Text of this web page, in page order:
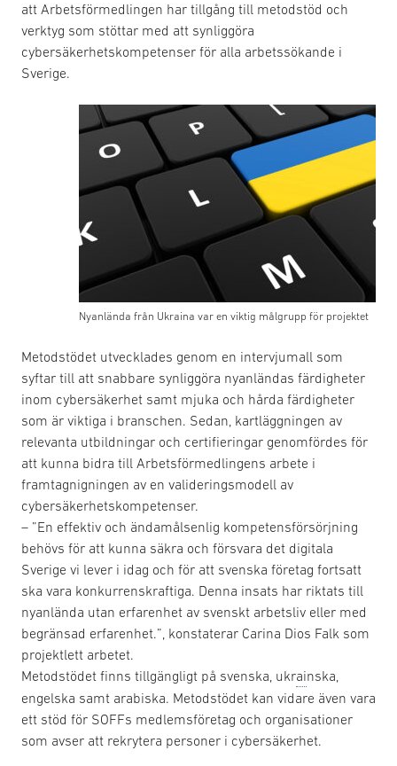
att Arbetsförmedlingen har tillgång till metodstöd och
verktyg som stöttar med att synliggöra
cybersäkerhetskompetenser för alla arbetssökande i
Sverige.
Nyanlända från Ukraina var en viktig målgrupp för projektet
Metodstödet utvecklades genom en intervjumall som
syftar till att snabbare synliggöra nyanländas färdigheter
inom cybersäkerhet samt mjuka och hårda färdigheter
som är viktiga i branschen. Sedan, kartläggningen av
relevanta utbildningar och certifieringar genomfördes för
att kunna bidra till Arbetsförmedlingens arbete i
framtagnigningen av en valideringsmodell av
cybersäkerhetskompetenser.
– ”En effektiv och ändamålsenlig kompetensförsörjning
behövs för att kunna säkra och försvara det digitala
Sverige vi lever i idag och för att svenska företag fortsatt
ska vara konkurrenskraftiga. Denna insats har riktats till
nyanlända utan erfarenhet av svenskt arbetsliv eller med
begränsad erfarenhet.”, konstaterar Carina Dios Falk som
projektlett arbetet.
Metodstödet finns tillgängligt på svenska, ukrainska,
engelska samt arabiska. Metodstödet kan vidare även vara
ett stöd för SOFFs medlemsföretag och organisationer
som avser att rekrytera personer i cybersäkerhet.